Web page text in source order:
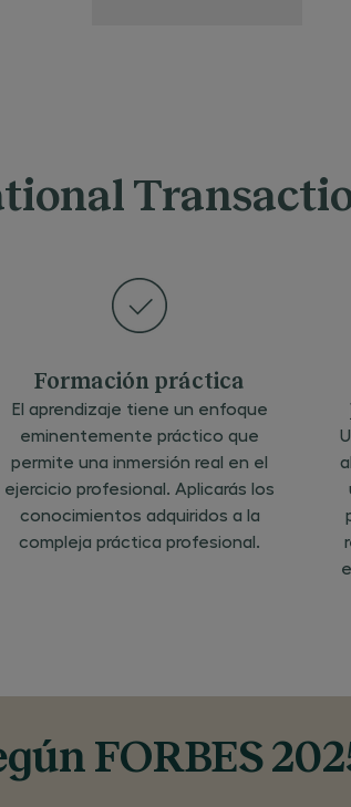
través de medios
postales,
telefónicos o
mensajería y otros
medios de
comunicación
electrónica). La
base para el
los datos
personales
facilitados al
amparo de la
presente solicitud
se encuentra en
el desarrollo y
relación
formalizada con
el titular de los
mismos, así como
en el
virtud de la
fichero
automatizado
cuyo responsable
Formación práctica
El aprendizaje tiene un enfoque
eminentemente práctico que
permite una inmersión real en el
ejercicio profesional. Aplicarás los
conocimientos adquiridos a la
compleja práctica profesional.
FORBES